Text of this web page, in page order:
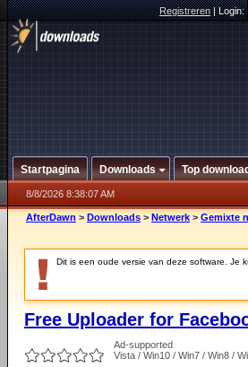
Registreren|Login:
Startpagina Downloads Top
8/8/2026 8:38:07 AM
AfterDawn > Downloads > Netwerk > Gemixte
Dit is een oude versie van deze software. Je
Free Uploader for
Ad-supported
Vista / Win10 / Win7 / Win8 /